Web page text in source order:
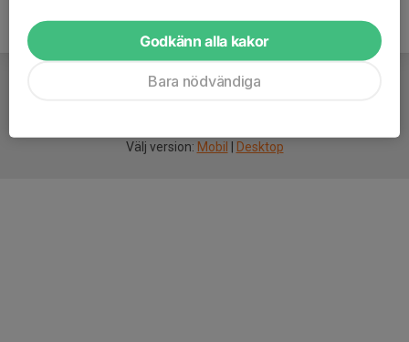
Välj version: Mobil Desktop
Godkänn alla kakor
Bara nödvändiga